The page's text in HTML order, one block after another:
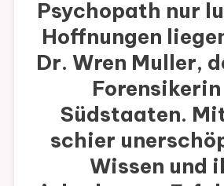
Psychopath nur
Hoffnungen
Dr. Wren Muller,
Südstaaten.
schier
Wissen und